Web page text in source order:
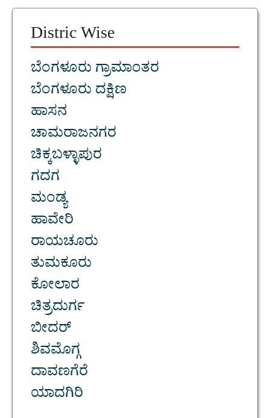
Distric Wise
ಬೆಂಗಳೂರು ಗ್ರಾಮಾಂತರ
ಬೆಂಗಳೂರು ದಕ್ಷಿಣ
ಹಾಸನ
ಚಾಮರಾಜನಗರ
ಚಿಕ್ಕಬಳ್ಳಾಪುರ
ಗದಗ
ಮಂಡ್ಯ
ಹಾವೇರಿ
ರಾಯಚೂರು
ತುಮಕೂರು
ಕೋಲಾರ
ಚಿತ್ರದುರ್ಗ
ಬೀದರ್
ಶಿವಮೊಗ್ಗ
ದಾವಣಗೆರೆ
ಯಾದಗಿರಿ